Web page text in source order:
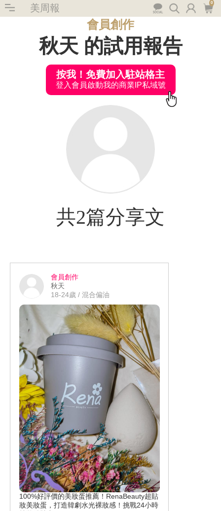
美周報 0
會員創作
秋天 的試用報告
按我！免費加入駐站格主
登入會員啟動我的商業IP私域號
共2篇分享文
會員創作
秋天
18-24歲 / 混合偏油
100%好評價的美妝蛋推薦！RenaBeauty超貼
妝美妝蛋，打造韓劇水光裸妝感！挑戰24小時